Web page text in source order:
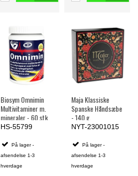
Biosym Omnimin
Multivitaminer m.
mineraler - 60 stk.
HS-55799
På lager -
afsendelse 1-3
hverdage
Maja Klassiske
Spanske Håndsæbe
- 140 g.
NYT-23001015
På lager -
afsendelse 1-3
hverdage